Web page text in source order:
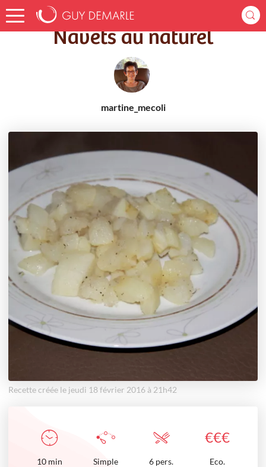
Accueil Recettes Navets au naturel
Navets au naturel
martine_mecoli
Recette créée le jeudi 18 février 2016 à 21h42
€€€
10 min Simple 6 pers. Eco.